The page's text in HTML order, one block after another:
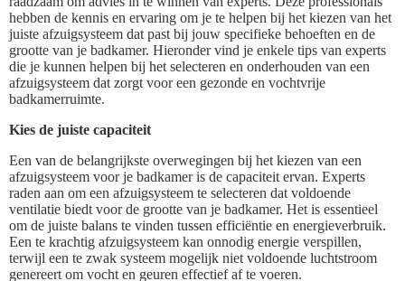
hebben de kennis en ervaring om je te helpen bij het kiezen van het
juiste afzuigsysteem dat past bij jouw specifieke behoeften en de
grootte van je badkamer. Hieronder vind je enkele tips van experts
die je kunnen helpen bij het selecteren en onderhouden van een
afzuigsysteem dat zorgt voor een gezonde en vochtvrije
badkamerruimte.
Kies de juiste capaciteit
Een van de belangrijkste overwegingen bij het kiezen van een
afzuigsysteem voor je badkamer is de capaciteit ervan. Experts
raden aan om een afzuigsysteem te selecteren dat voldoende
ventilatie biedt voor de grootte van je badkamer. Het is essentieel
om de juiste balans te vinden tussen efficiëntie en energieverbruik.
Een te krachtig afzuigsysteem kan onnodig energie verspillen,
terwijl een te zwak systeem mogelijk niet voldoende luchtstroom
genereert om vocht en geuren effectief af te voeren.